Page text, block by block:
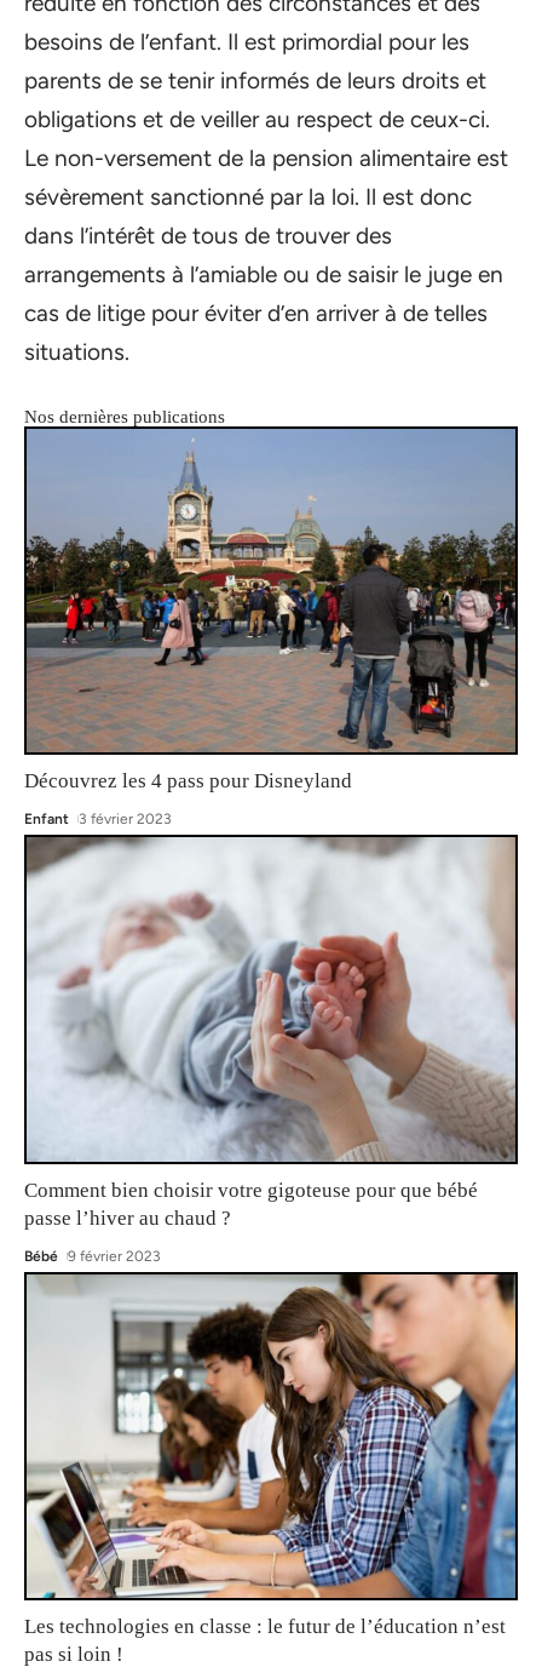
besoins de l’enfant. Il est primordial pour les
parents de se tenir informés de leurs droits et
obligations et de veiller au respect de ceux-ci.
Le non-versement de la pension alimentaire est
sévèrement sanctionné par la loi. Il est donc
dans l’intérêt de tous de trouver des
arrangements à l’amiable ou de saisir le juge en
cas de litige pour éviter d’en arriver à de telles
situations.
Nos dernières publications
Découvrez les 4 pass pour Disneyland
Enfant 3 février 2023
Comment bien choisir votre gigoteuse pour que bébé
passe l’hiver au chaud ?
Bébé 9 février 2023
Les technologies en classe : le futur de l’éducation n’est
pas si loin !